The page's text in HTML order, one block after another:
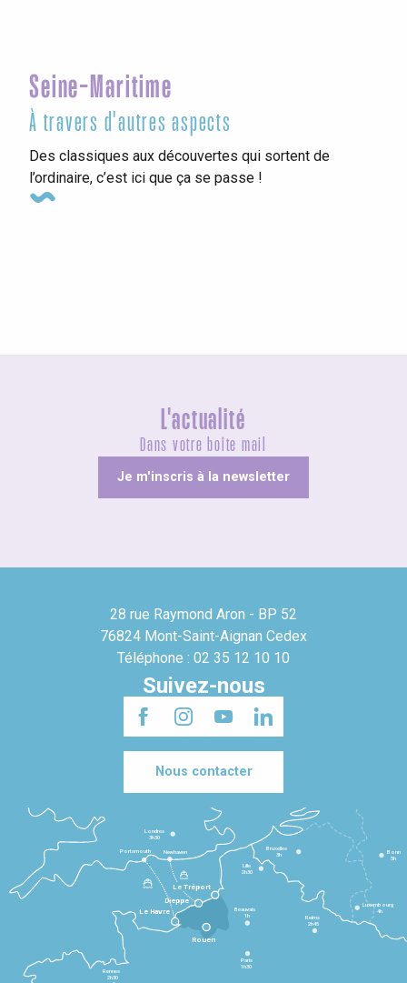
Seine-Maritime
À travers d'autres aspects
Des classiques aux découvertes qui sortent de
l’ordinaire, c’est ici que ça se passe !
L'actualité
Dans votre boîte mail
Je m'inscris à la newsletter
28 rue Raymond Aron - BP 52
76824 Mont-Saint-Aignan Cedex
Téléphone : 02 35 12 10 10
Suivez-nous
Nous contacter
Le Havre
Dieppe
Le Tréport
Rennes
2h30
Paris
1h30
Beauvais
1h
Reims
2h45
Lille
2h30
Bruxelles
3h
Londres
3h30
Newhaven
Portsmouth
Bonn
5h
Luxembourg
4h
Rouen